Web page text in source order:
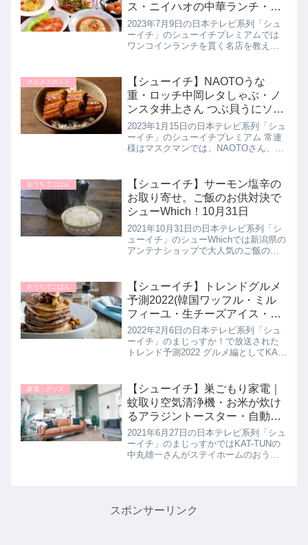
ス・ニイハオの中華ランチ・ネ
ギトロ丼・カツカレー）巡った
お店。プレミアム｜7月9日
2023年7月9日の日本テレビ系列「シュ
ーイチ」のシューイチプレミアムでは
ワンコインランチを貫く名店を教えて
イスの専門店など、美味しいのに500円
というリーズナブルなお値段...
グルメスポット
【シューイチ】NAOTOうな
重・ロッチ中岡レタしゃぶ・ノ
ンスタ井上さん つぶ貝うにソー
ス！行きつけの名店まとめ。常
連様はマスクマン｜1月21日
2023年1月15日の日本テレビ系列「シュ
ーイチ」のシューイチプレミアム 常連
様はマスクマンでは、NAOTOさん、ロ
ューイチ記事一覧はこちらグルメ通の
通う名店３選まとめN...
おうちでごはん
【シューイチ】サーモン塩辛の
お取り寄せ。ご飯のお供対決で
シューWhich！10月31日
2021年10月31日の日本テレビ系列「シ
ューイチ」のシューWhichでは新潟県の
アンテナショップで大人気のご飯のお
ンな【サーモン塩辛】のお取り寄せ
と、その魅力について紹介...
おうちでごはん
【シューイチ】トレンドグルメ
予測2022(韓国ワッフル・ミル
フィーユ・生チーズアイス・台
湾バーガーなど)まじっすかで流
行濃厚グルメ予想！2月6日
2022年2月6日の日本テレビ系列「シュ
ーイチ」のまじっすか！で放送された
トレンド予測2022 グルメ編としてKAT-
で詳しく紹介します。おそらく流行る
であろうグルメを中...
家電・グッズ
【シューイチ】巣ごもり家電｜
蚊取り空気清浄機・お米が炊け
るアラジントースター・自動カ
メラなど｜まじっすか！
2021年6月27日の日本テレビ系列「シュ
ーイチ」のまじっすかではKAT-TUNの
中丸雄一さんがステイホームのおうち
スポンサーリンク